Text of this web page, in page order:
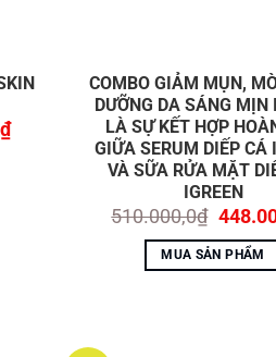
₫Giá
hiện
COMBO GIẢM MỤN,
DƯỠNG DA SÁNG MỊN
LÀ SỰ KẾT HỢP
GIỮA SERUM DIẾP CÁ
VÀ SỮA RỬA MẶT
IGREEN
510.000,0₫ Giá
gốc
là:
MUA SẢN PHẨM